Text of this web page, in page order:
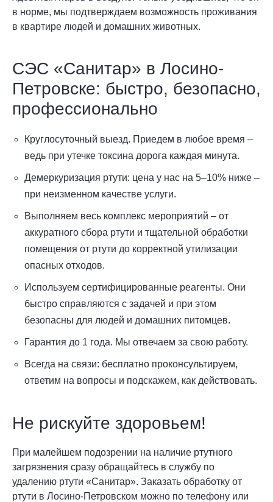
в норме, мы подтверждаем возможность проживания
в квартире людей и домашних животных.
СЭС «Санитар» в Лосино-
Петровске: быстро, безопасно,
профессионально
Круглосуточный выезд. Приедем в любое время –
ведь при утечке токсина дорога каждая минута.
Демеркуризация ртути: цена у нас на 5–10% ниже –
при неизменном качестве услуги.
Выполняем весь комплекс мероприятий – от
аккуратного сбора ртути и тщательной обработки
помещения от ртути до корректной утилизации
опасных отходов.
Используем сертифицированные реагенты. Они
быстро справляются с задачей и при этом
безопасны для людей и домашних питомцев.
Гарантия до 1 года. Мы отвечаем за свою работу.
Всегда на связи: бесплатно проконсультируем,
ответим на вопросы и подскажем, как действовать.
Не рискуйте здоровьем!
При малейшем подозрении на наличие ртутного
загрязнения сразу обращайтесь в службу по
удалению ртути «Санитар». Заказать обработку от
ртути в Лосино-Петровском можно по телефону или